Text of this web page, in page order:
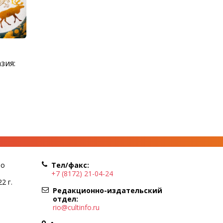
г.
Тел/факс:
+7 (8172) 21-04-24
Редакционно-издательский
отдел:
rio@cultinfo.ru